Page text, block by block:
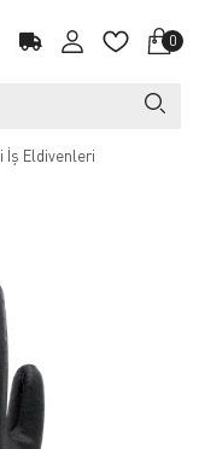
0
İş Eldivenleri